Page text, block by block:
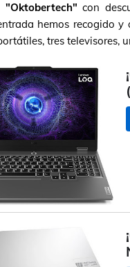
"Oktobertech" con
hemos recogido
tres televisores,